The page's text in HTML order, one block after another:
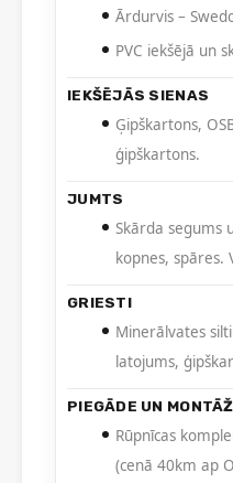
Ārdurvis –
PVC iekšējā un
IEKŠĒJĀS SIENAS
Ģipškartons,
ģipškartons.
JUMTS
Skārda segums
kopnes, spāres.
GRIESTI
Minerālvates
latojums,
PIEGĀDE UN
Rūpnīcas
(cenā 40km ap